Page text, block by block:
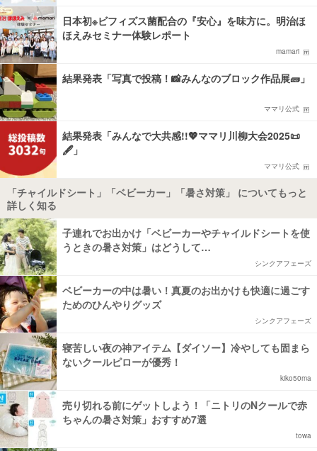
日本初※ビフィズス菌配合の『安心』を味方に。明治ほ
ほえみセミナー体験レポート
mamari
結果発表「写真で投稿！📸みんなのブロック作品展🧱」
ママリ公式
結果発表「みんなで大共感!!💖ママリ川柳大会2025📜
🖋️」
ママリ公式
「チャイルドシート」「ベビーカー」「暑さ対策」 についてもっと
詳しく知る
子連れでお出かけ「ベビーカーやチャイルドシートを使
うときの暑さ対策」はどうして…
シンクアフェーズ
ベビーカーの中は暑い！真夏のお出かけも快適に過ごす
ためのひんやりグッズ
シンクアフェーズ
寝苦しい夜の神アイテム【ダイソー】冷やしても固まら
ないクールピローが優秀！
kiko50ma
売り切れる前にゲットしよう！「ニトリのNクールで赤
ちゃんの暑さ対策」おすすめ7選
towa